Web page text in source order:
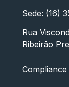
Sede: (16)
Rua
Ribeirão
Compliance